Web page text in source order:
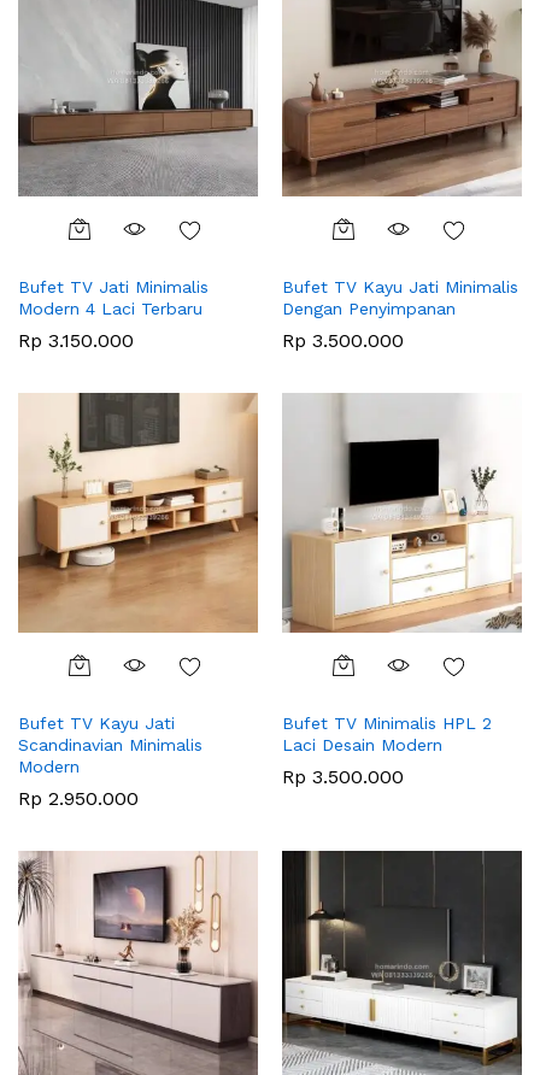
Bufet TV Jati Minimalis
Modern 4 Laci Terbaru
Rp 3.150.000
Bufet TV Kayu Jati Minimalis
Dengan Penyimpanan
Rp 3.500.000
Bufet TV Kayu Jati
Scandinavian Minimalis
Modern
Rp 2.950.000
Bufet TV Minimalis HPL 2
Laci Desain Modern
Rp 3.500.000